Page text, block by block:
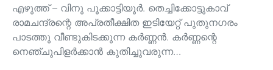
എഴുത്ത് – വിനു പൂക്കാട്ടിയൂർ. തെച്ചിക്കോട്ടുകാവ്
രാമചന്ദ്രന്റെ അപ്രതീക്ഷിത ഇടിയേറ്റ് പുതുനഗരം
പാടത്തു വീണ്ടുകിടക്കുന്ന കർണ്ണൻ. കർണ്ണന്റെ
നെഞ്ചുപിളർക്കാൻ കുതിച്ചുവരുന്ന…